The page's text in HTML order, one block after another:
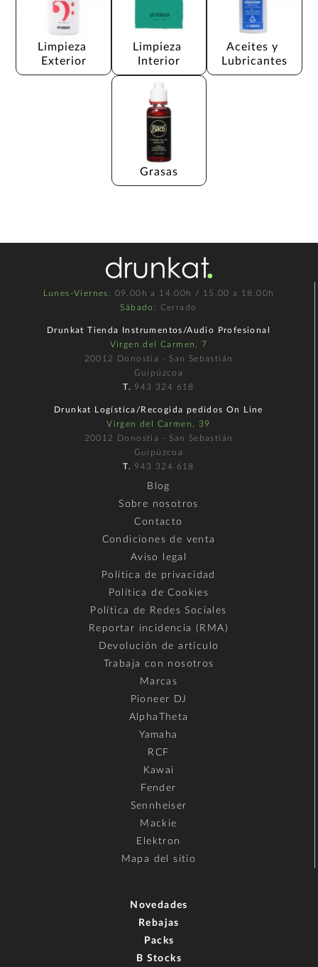
Limpieza
Exterior
Limpieza
Interior
Aceites y
Lubricantes
Grasas
Lunes-Viernes : 09.00h a 14.00h / 15.00 a 18.00h
Sábado : Cerrado
Drunkat Tienda Instrumentos/Audio Profesional
Virgen del Carmen, 7
20012 Donostia - San Sebastián
Guipúzcoa
T. 943 324 618
Drunkat Logística/Recogida pedidos On Line
Virgen del Carmen, 39
20012 Donostia - San Sebastián
Guipúzcoa
T. 943 324 618
Blog
Sobre nosotros
Contacto
Condiciones de venta
Aviso legal
Política de privacidad
Política de Cookies
Política de Redes Sociales
Reportar incidencia (RMA)
Devolución de artículo
Trabaja con nosotros
Marcas
Pioneer DJ
AlphaTheta
Yamaha
RCF
Kawai
Fender
Sennheiser
Mackie
Elektron
Mapa del sitio
Novedades
Rebajas
Packs
B Stocks